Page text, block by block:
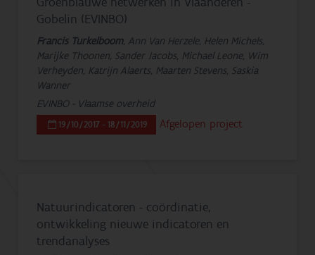
Gobelin (EVINBO)
Francis Turkelboom, Ann Van Herzele, Helen Michels,
Marijke Thoonen, Sander Jacobs, Michael Leone, Wim
Verheyden, Katrijn Alaerts, Maarten Stevens, Saskia
Wanner
EVINBO - Vlaamse overheid
19/10/2017 - 18/11/2019 Afgelopen project
Natuurindicatoren - coördinatie,
ontwikkeling nieuwe indicatoren en
trendanalyses